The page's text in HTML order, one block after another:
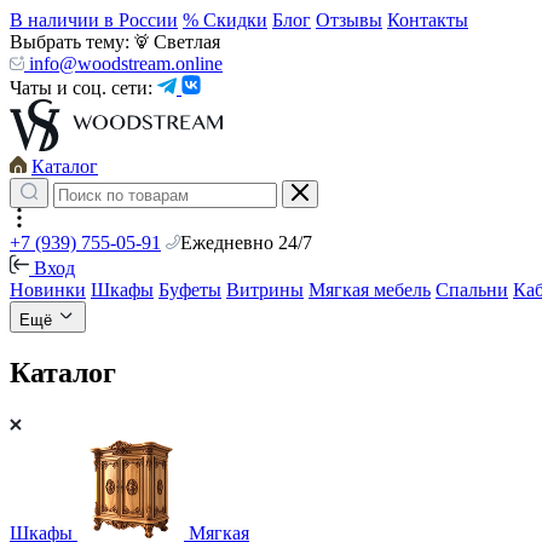
В наличии в России % Скидки Блог Отзывы Контакты
Выбрать тему:
Светлая
info@woodstream.online
Чаты и соц. сети:
Каталог
+7 (939) 755-05-91
Ежедневно 24/7
Вход
Новинки Шкафы Буфеты Витрины Мягкая мебель Спальни
Ещё
Каталог
Шкафы Мягкая